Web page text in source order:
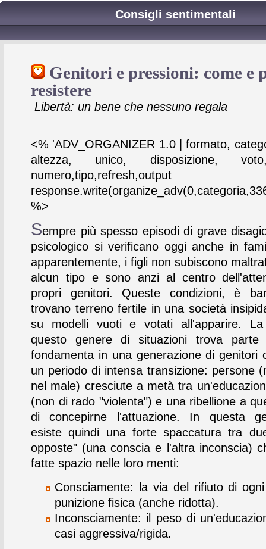
Consigli sentimentali
Genitori e pressioni: come e
resistere
Libertà: un bene che nessuno regala
<% 'ADV_ORGANIZER 1.0 | formato,
altezza, unico, disposizione,
numero,tipo,refresh,output
%>
Sempre più spesso episodi di grave
psicologico si verificano oggi anche in
apparentemente, i figli non subiscono
alcun tipo e sono anzi al centro
propri genitori. Queste condizioni, è
trovano terreno fertile in una società
su modelli vuoti e votati all'apparire.
questo genere di situazioni trova parte
fondamenta in una generazione di genitori
un periodo di intensa transizione: persone
nel male) cresciute a metà tra
(non di rado "violenta") e una ribellione a
di concepirne l'attuazione. In questa
esiste quindi una forte spaccatura tra
opposte" (una conscia e l'altra inconscia)
fatte spazio nelle loro menti:
Consciamente: la via del rifiuto di
punizione fisica (anche ridotta).
Inconsciamente: il peso di
casi aggressiva/rigida.